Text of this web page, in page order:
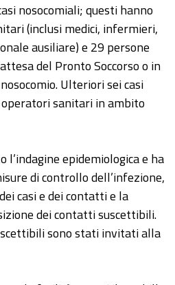
nosocomiali; questi hanno
(inclusi medici, infermieri,
ausiliare) e 29 persone
del Pronto Soccorso o in
Ulteriori sei casi
sanitari in ambito
l’indagine epidemiologica e ha
di controllo dell’infezione,
casi e dei contatti e la
dei contatti suscettibili.
sono stati invitati alla